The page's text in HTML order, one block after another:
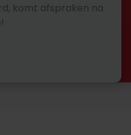
komt afspraken na